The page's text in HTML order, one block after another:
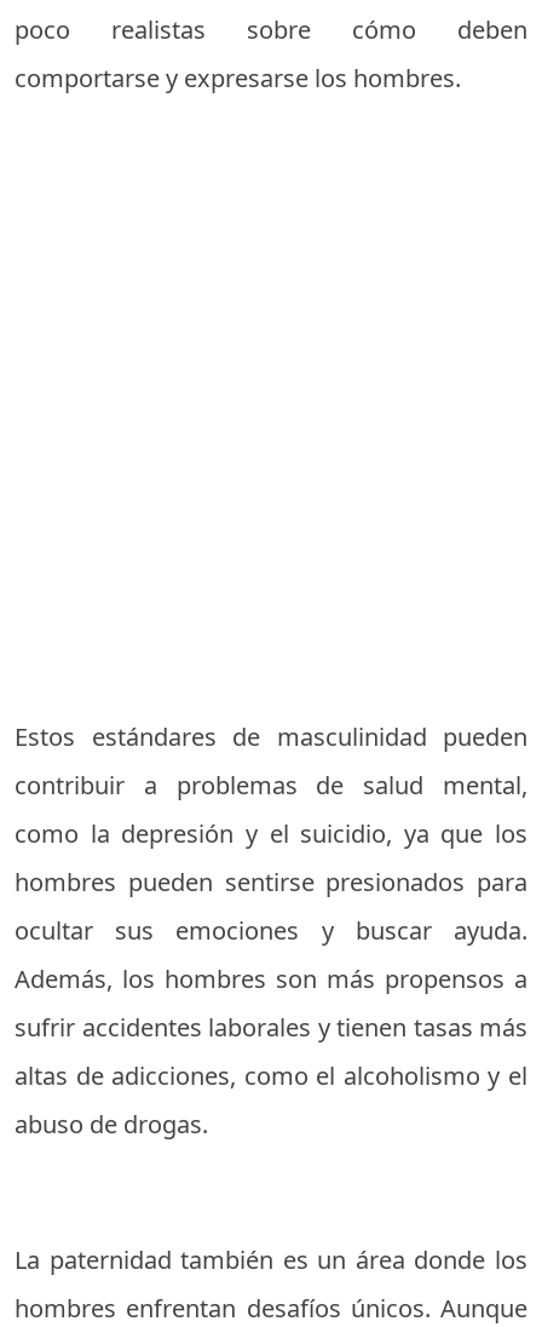
poco realistas sobre cómo deben
comportarse y expresarse los hombres.
Estos estándares de masculinidad pueden
contribuir a problemas de salud mental,
como la depresión y el suicidio, ya que los
hombres pueden sentirse presionados para
ocultar sus emociones y buscar ayuda.
Además, los hombres son más propensos a
sufrir accidentes laborales y tienen tasas más
altas de adicciones, como el alcoholismo y el
abuso de drogas.
La paternidad también es un área donde los
hombres enfrentan desafíos únicos. Aunque